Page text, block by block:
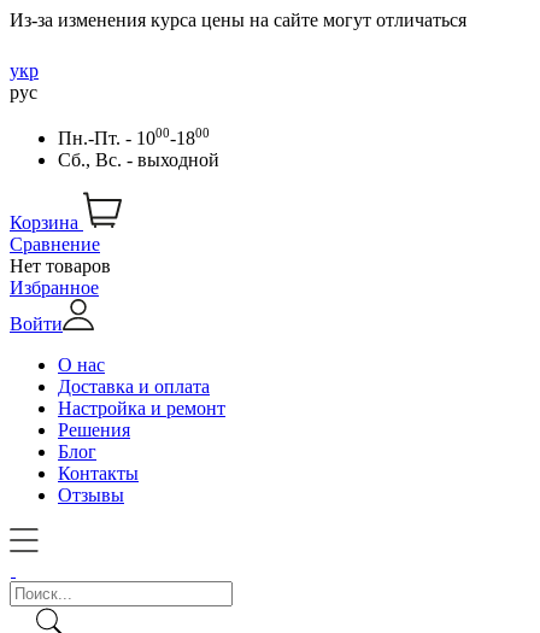
Из-за изменения курса цены на сайте могут отличаться
укр
рус
Пн.-Пт. - 1000-1800
Сб., Вс. - выходной
Корзина
Сравнение
Нет товаров
Избранное
Войти
О нас
Доставка и оплата
Настройка и ремонт
Решения
Блог
Контакты
Отзывы